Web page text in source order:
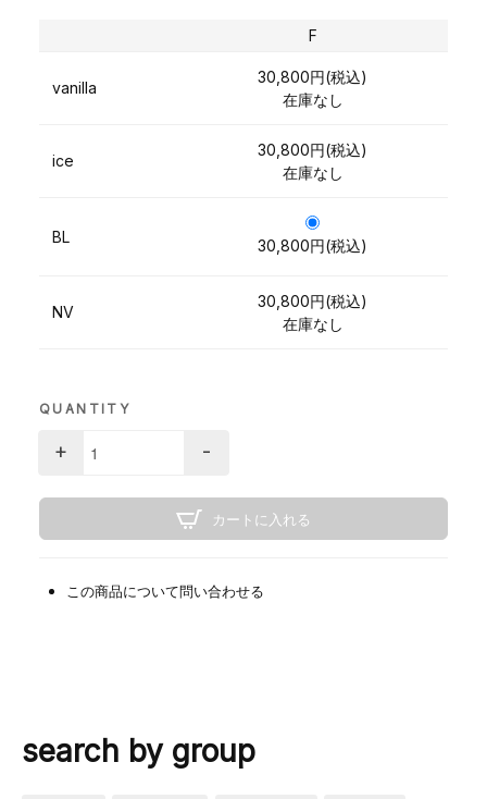
F
vanilla
30,800円(税込)
在庫なし
ice
30,800円(税込)
在庫なし
BL 30,800円(税込)
NV
30,800円(税込)
在庫なし
QUANTITY
+ -
カートに入れる
この商品について問い合わせる
search by group